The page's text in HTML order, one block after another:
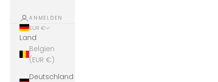
ANMELDEN
EUR €
Land
Belgien
(EUR €)
Deutschland